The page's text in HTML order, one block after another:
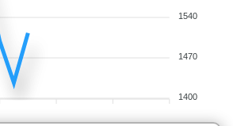
1540
1470
1400